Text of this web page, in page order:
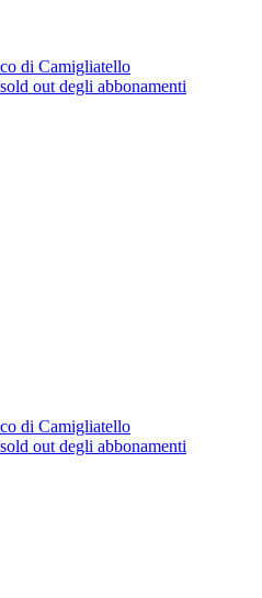
di Camigliatello
out degli abbonamenti
di Camigliatello
out degli abbonamenti